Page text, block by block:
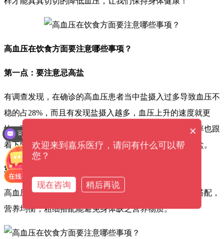
高血压在饮食方面要注意哪些事项？
第一点：要注意忌高盐
有调查发现，在确诊的高血压患者当中盐摄入过多导致血压不
稳的占28%，而且有发现盐摄入越多，血压上升的速度就更
快，而减少盐入后血压会下降，脑卒中，冠心病的发病率也跟
着下降，所以禁止高盐饮食，少吃盐，尤其是各种隐形盐。
第二点：注意不能吃单一食物！
高血压患者要注意饮食多样化，多样化饮食能做到营养搭配，
营养均衡，粗细搭配能避免身体缺乏营养物质。
×
欢迎来到嘉乐医疗，请问有什么可以帮
您？
现在咨询 稍后再说